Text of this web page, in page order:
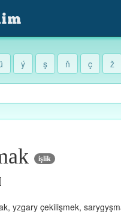
ý ş ň ç ž
işlik
yzgary çekilişmek,